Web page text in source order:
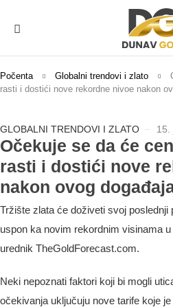
Počenta Globalni trendovi i zlato
rasti i dostići nove rekordne nivoe nakon
GLOBALNI TRENDOVI I ZLATO 15.
Očekuje se da će
rasti i dostići nove
nakon ovog
Tržište zlata će doživeti svoj poslednji
uspon ka novim rekordnim visinama u
urednik TheGoldForecast.com.
Neki nepoznati faktori koji bi mogli
očekivanja uključuju nove tarife koje